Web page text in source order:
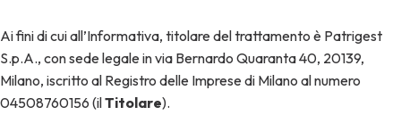
Ai fini di cui all’Informativa, titolare del trattamento è Patrigest
S.p.A., con sede legale in via Bernardo Quaranta 40, 20139,
Milano, iscritto al Registro delle Imprese di Milano al numero
04508760156 (ilTitolare).